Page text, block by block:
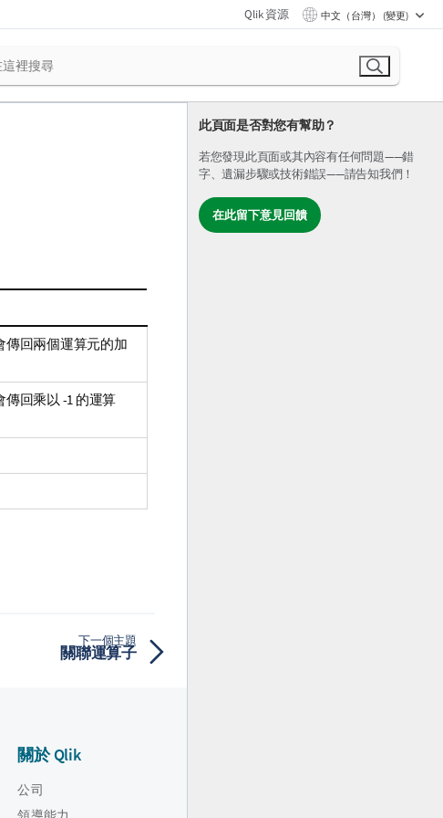
Qlik 資源 中文（台灣） (變更)
此頁面是否對您有幫助？
若您發現此頁面或其內容有任何問題——錯
字、遺漏步驟或技術錯誤——請告知我們！
在此留下意見回饋
傳回兩個運算元的加
回乘以 -1 的運算
下一個主題
關聯運算子
關於 Qlik
公司